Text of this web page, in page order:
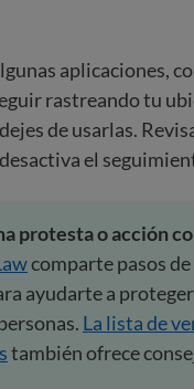
aplicaciones,
rastreando tu
de usarlas.
el
protesta o acción
comparte pasos
ayudarte a
La lista de
también ofrece